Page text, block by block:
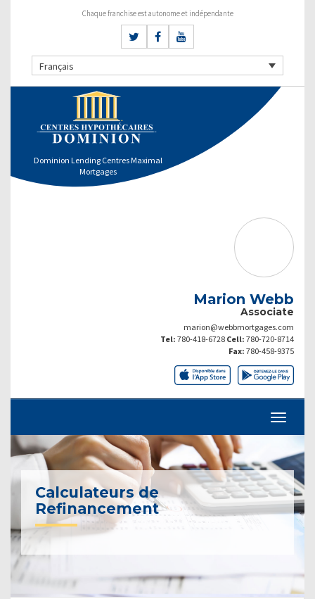
Chaque franchise est autonome et indépendante
Français
Dominion Lending Centres Maximal
Mortgages
Marion Webb
Associate
marion@webbmortgages.com
Tel: 780-418-6728 Cell: 780-720-8714
Fax: 780-458-9375
Calculateurs de
Refinancement